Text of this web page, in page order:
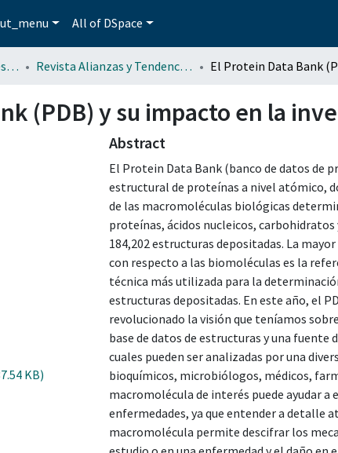
All of DSpace
Producciones por Unidades Académicas Revista Alianzas y Tendencias BUAP (AyTBUAP)
(PDB) y su impacto en la
KB)
Abstract
El Protein Data Bank (banco de datos de
estructural de proteínas a nivel atómico,
de las macromoléculas biológicas
proteínas, ácidos nucleicos, carbohidratos
184,202 estructuras depositadas. La
con respecto a las biomoléculas es la
técnica más utilizada para la
estructuras depositadas. En este año, el
revolucionado la visión que teníamos
base de datos de estructuras y una
cuales pueden ser analizadas por una
bioquímicos, microbiólogos, médicos,
macromolécula de interés puede ayudar
enfermedades, ya que entender a detalle
macromolécula permite descifrar los